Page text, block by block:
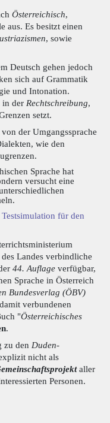
Österreichisch,
aus. Es besitzt einen
, sowie
Deutsch gehen jedoch
sich auf Grammatik
und Intonation.
in der Rechtschreibung,
setzt.
der Umgangssprache
wie den
Sprache hat
versucht eine
Testsimulation für den
Landes verbindliche
44. Auflage verfügbar,
Sprache in Österreich
Bundesverlag (ÖBV)
verbundenen
"Österreichisches
.
zu den Duden-
nicht als
aller
Personen.